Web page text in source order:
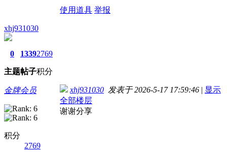
使用道具 举报
xhj931030
0
主题
1339
帖子
2769
积分
金牌会员
积分
2769
xhj931030 发表于 2026-5-17 17:59:46 | 显示
全部楼层
谢谢分享